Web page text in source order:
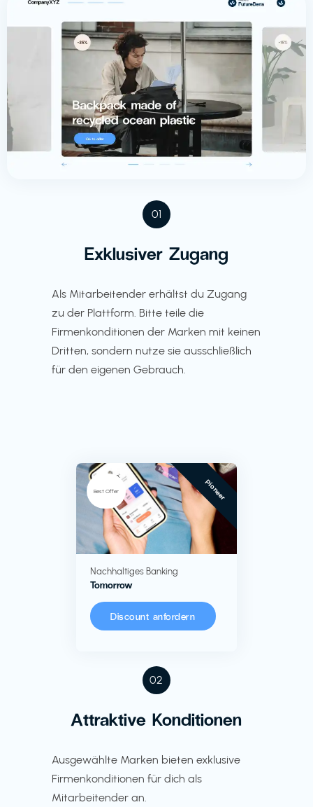
01
Exklusiver Zugang
Als Mitarbeitender erhältst du Zugang
zu der Plattform. Bitte teile die
Firmenkonditionen der Marken mit keinen
Dritten, sondern nutze sie ausschließlich
für den eigenen Gebrauch.
02
Attraktive Konditionen
Ausgewählte Marken bieten exklusive
Firmenkonditionen für dich als
Mitarbeitender an.
Best Offer Pioneer
Nachhaltiges Banking
Tomorrow
Discount anfordern